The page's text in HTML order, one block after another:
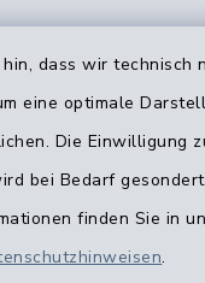
dass wir technisch
eine optimale
Die Einwilligung
bei Bedarf
finden Sie in
.